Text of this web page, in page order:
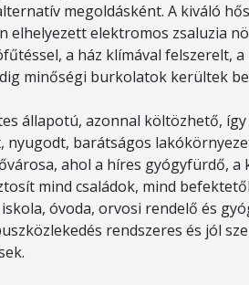
megoldásként. A kiváló
elhelyezett elektromos zsaluzia
a ház klímával felszerelt,
minőségi burkolatok kerültek
állapotú, azonnal költözhető,
nyugodt, barátságos
ahol a híres gyógyfürdő,
mind családok, mind
óvoda, orvosi rendelő és
rendszeres és jól